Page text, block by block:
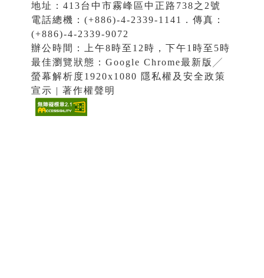
地址：413台中市霧峰區中正路738之2號
電話總機：(+886)-4-2339-1141．傳真：
(+886)-4-2339-9072
辦公時間：上午8時至12時，下午1時至5時
最佳瀏覽狀態：Google Chrome最新版╱
螢幕解析度1920x1080 隱私權及安全政策
宣示 | 著作權聲明